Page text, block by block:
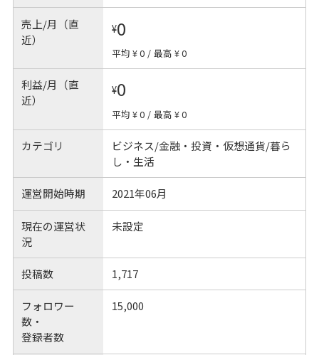
売上/月（直
近）
¥0
平均 ¥ 0 / 最高 ¥ 0
利益/月（直
近）
¥0
平均 ¥ 0 / 最高 ¥ 0
カテゴリ
ビジネス/金融・投資・仮想通貨/暮ら
し・生活
運営開始時期 2021年06月
現在の運営状
況
未設定
投稿数 1,717
フォロワー
数・
登録者数
15,000